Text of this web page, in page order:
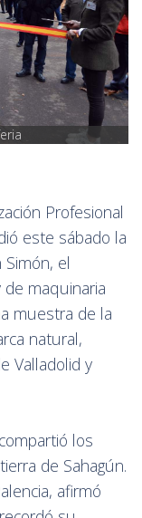
Profesional
este sábado la
el
maquinaria
muestra de la
natural,
Valladolid y
los
de Sahagún.
afirmó